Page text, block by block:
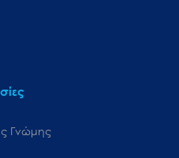
Γνώμης